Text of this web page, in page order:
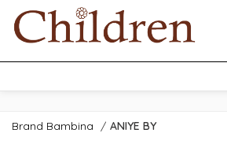
Brand Bambina / ANIYE BY